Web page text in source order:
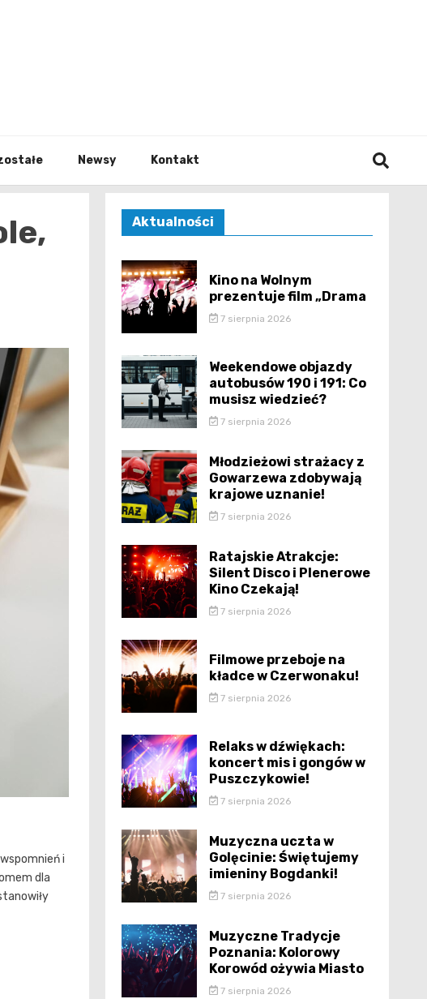
Newsy Kontakt
i
dla
Aktualności
Kino na Wolnym
prezentuje film „Drama
7 sierpnia 2026
Weekendowe objazdy
autobusów 190 i 191: Co
musisz wiedzieć?
7 sierpnia 2026
Młodzieżowi strażacy z
Gowarzewa zdobywają
krajowe uznanie!
7 sierpnia 2026
Ratajskie Atrakcje:
Silent Disco i Plenerowe
Kino Czekają!
7 sierpnia 2026
Filmowe przeboje na
kładce w Czerwonaku!
7 sierpnia 2026
Relaks w dźwiękach:
koncert mis i gongów w
Puszczykowie!
7 sierpnia 2026
Muzyczna uczta w
Golęcinie: Świętujemy
imieniny Bogdanki!
7 sierpnia 2026
Muzyczne Tradycje
Poznania: Kolorowy
Korowód ożywia Miasto
7 sierpnia 2026